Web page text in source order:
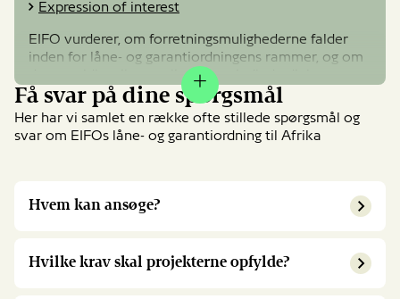
Expression of interest
EIFO vurderer, om forretningsmulighederne falder
inden for låne- og garantiordningens rammer, og om
der er midler tilgængelige for at indlede dialog om
potentiel finansiering.
Med EIFOs aktuelle pipeline af forretninger er der på
nuværende tidspunkt ikke ledige midler under ordningen.
opstå kapacitet til nye forretninger. Danske eksportører
med relevante forretninger er derfor velkomne til at
Expand
DK
Få svar på dine spørgsmål
Her har vi samlet en række ofte stillede spørgsmål og
svar om EIFOs låne- og garantiordning til Afrika
Hvem kan ansøge?
Hvilke krav skal projekterne opfylde?